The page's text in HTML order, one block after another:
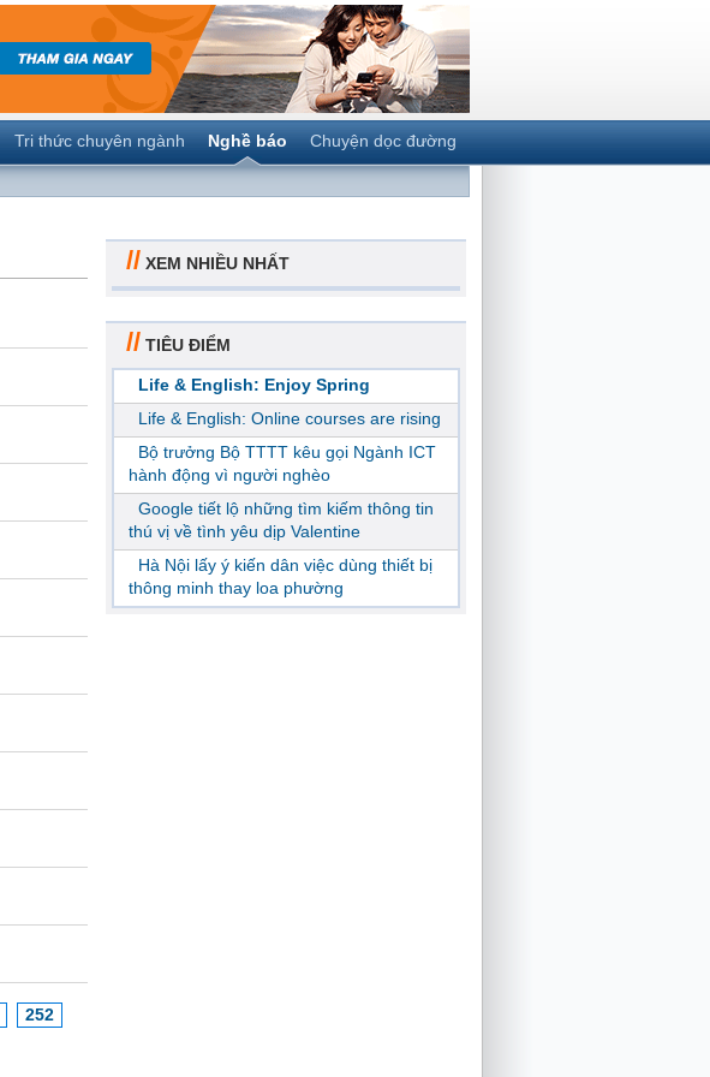
Tri thức chuyên ngành Nghề báo Chuyện dọc đường
252
// XEM NHIỀU NHẤT
// TIÊU ĐIỂM
Life & English: Enjoy Spring
Life & English: Online courses are rising
Bộ trưởng Bộ TTTT kêu gọi Ngành ICT
hành động vì người nghèo
Google tiết lộ những tìm kiếm thông tin
thú vị về tình yêu dịp Valentine
Hà Nội lấy ý kiến dân việc dùng thiết bị
thông minh thay loa phường